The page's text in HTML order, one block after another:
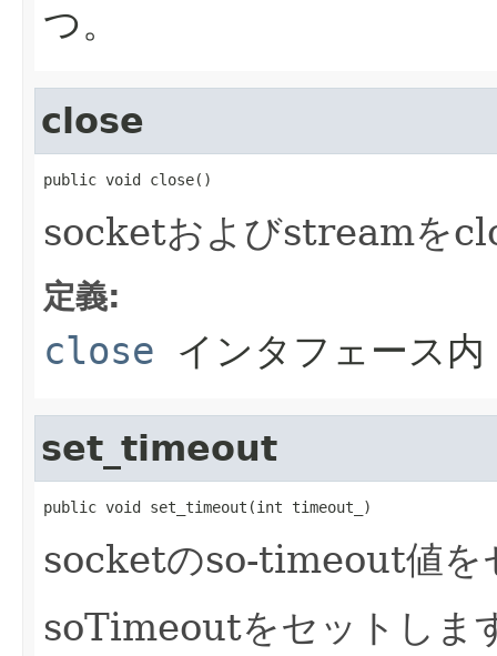
つ。
close
public void close()
socketおよびstreamを
定義:
close インタフェース
set_timeout
public void set_timeout(int timeout_)
socketのso-timeout値を
soTimeoutをセットしま